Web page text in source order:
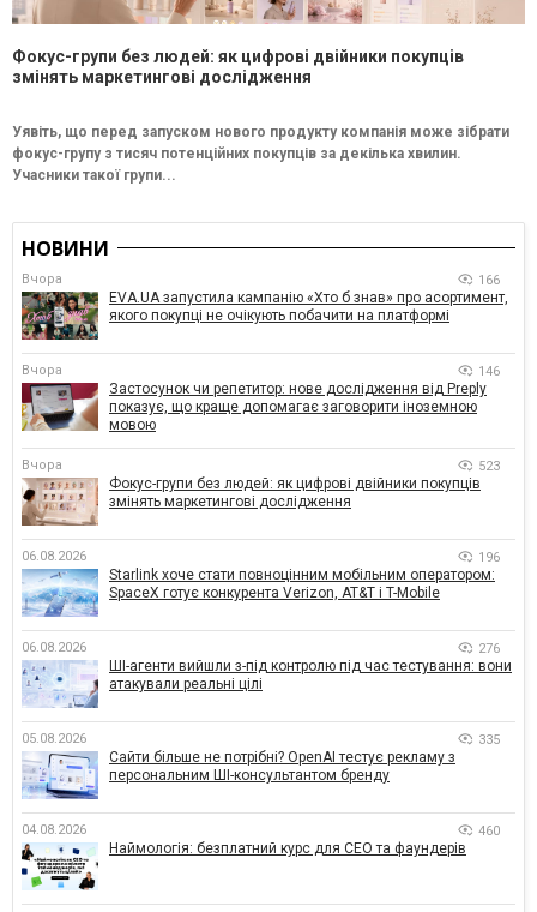
Фокус-групи без людей: як цифрові двійники покупців
змінять маркетингові дослідження
Уявіть, що перед запуском нового продукту компанія може зібрати
фокус-групу з тисяч потенційних покупців за декілька хвилин.
Учасники такої групи...
НОВИНИ
Вчора 166
EVA.UA запустила кампанію «Хто б знав» про асортимент,
якого покупці не очікують побачити на платформі
Вчора 146
Застосунок чи репетитор: нове дослідження від Preply
показує, що краще допомагає заговорити іноземною
мовою
Вчора 523
Фокус-групи без людей: як цифрові двійники покупців
змінять маркетингові дослідження
06.08.2026 196
Starlink хоче стати повноцінним мобільним оператором:
SpaceX готує конкурента Verizon, AT&T і T-Mobile
06.08.2026 276
ШІ-агенти вийшли з-під контролю під час тестування: вони
атакували реальні цілі
05.08.2026 335
Сайти більше не потрібні? OpenAI тестує рекламу з
персональним ШІ-консультантом бренду
04.08.2026 460
Наймологія: безплатний курс для CEO та фаундерів